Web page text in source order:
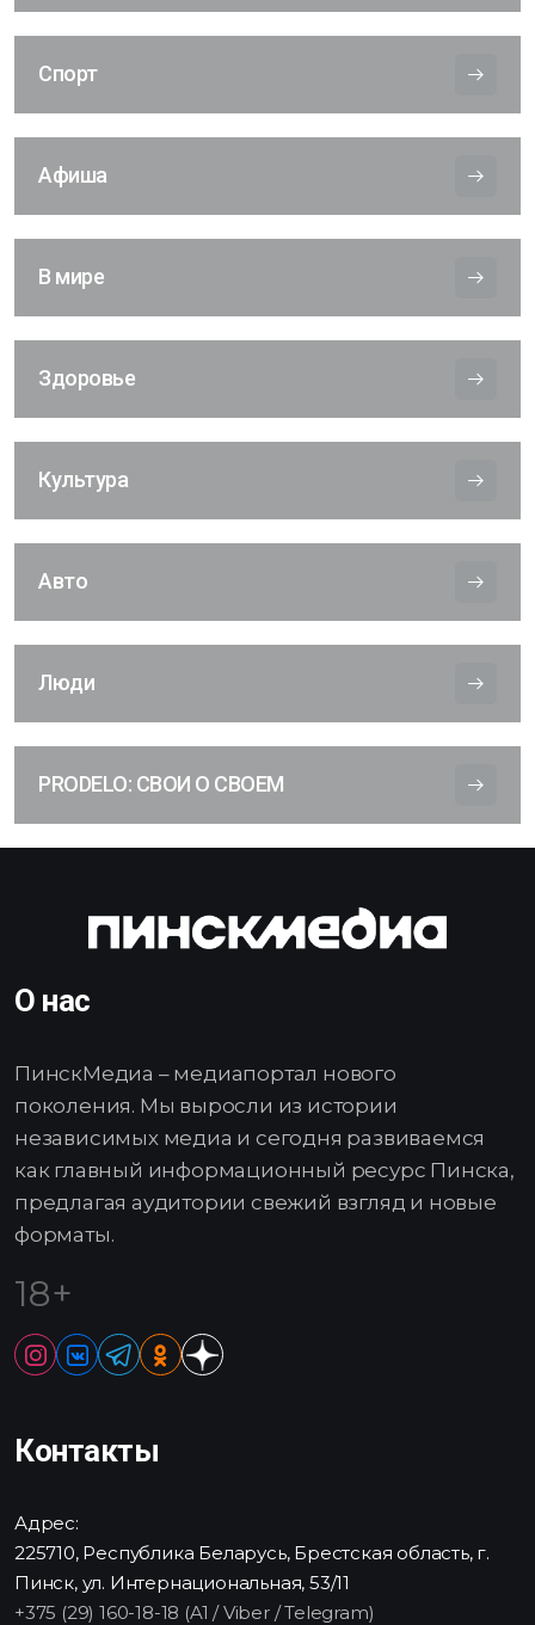
Спорт
Афиша
В мире
Здоровье
Культура
Авто
Люди
PRODELO: СВОИ О СВОЕМ
О нас
ПинскМедиа – медиапортал нового
поколения. Мы выросли из истории
независимых медиа и сегодня развиваемся
как главный информационный ресурс Пинска,
предлагая аудитории свежий взгляд и новые
форматы.
18+
Контакты
Адрес:
225710, Республика Беларусь, Брестская область, г.
Пинск, ул. Интернациональная, 53/11
+375 (29) 160-18-18 (A1 / Viber / Telegram)